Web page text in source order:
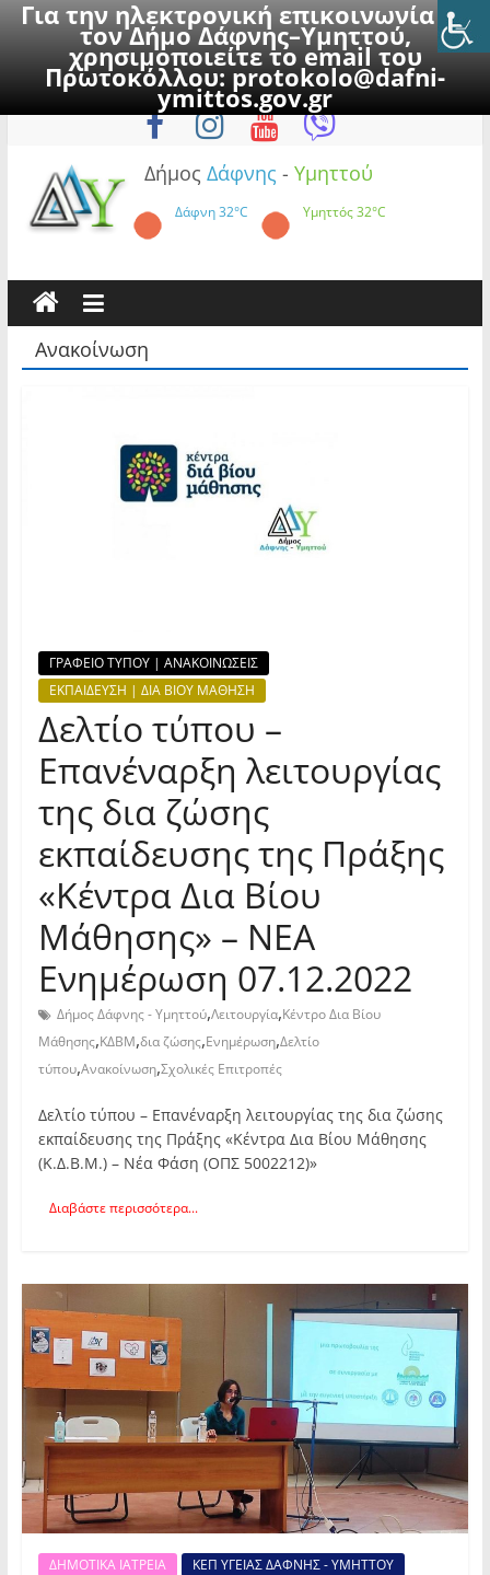
Για την ηλεκτρονική επικοινωνία με
τον Δήμο Δάφνης–Υμηττού,
χρησιμοποιείτε το email του
Πρωτοκόλλου:protokolo@dafni-
ymittos.gov.gr
to
Δευτέρα, 10 Αυγούστου 2026
Δήμος Δάφνης - Υμηττού
Δάφνη32°C Υμηττός32°C
Ανακοίνωση
ΓΡΑΦΕΙΟ ΤΥΠΟΥ | ΑΝΑΚΟΙΝΩΣΕΙΣ
ΕΚΠΑΙΔΕΥΣΗ | ΔΙΑ ΒΙΟΥ ΜΑΘΗΣΗ
Δελτίο τύπου –
Επανέναρξη λειτουργίας
της δια ζώσης
εκπαίδευσης της Πράξης
«Κέντρα Δια Βίου
Μάθησης» – ΝΕΑ
Ενημέρωση 07.12.2022
Δήμος Δάφνης - Υμηττού,Λειτουργία,Κέντρο Δια Βίου
Μάθησης,ΚΔΒΜ,δια ζώσης,Ενημέρωση,Δελτίο
τύπου,Ανακοίνωση,Σχολικές Επιτροπές
Δελτίο τύπου – Επανέναρξη λειτουργίας της δια ζώσης
εκπαίδευσης της Πράξης «Κέντρα Δια Βίου Μάθησης
(Κ.Δ.Β.Μ.) – Νέα Φάση (ΟΠΣ 5002212)»
Διαβάστε περισσότερα...
ΔΗΜΟΤΙΚΑ ΙΑΤΡΕΙΑ ΚΕΠ ΥΓΕΙΑΣ ΔΑΦΝΗΣ - ΥΜΗΤΤΟΥ